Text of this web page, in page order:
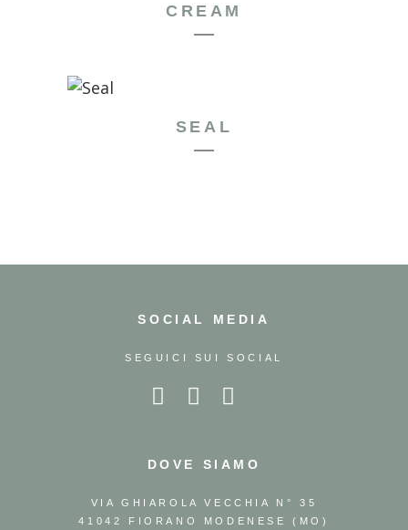
CREAM
SEAL
SOCIAL MEDIA
SEGUICI SUI SOCIAL
DOVE SIAMO
VIA GHIAROLA VECCHIA N° 35
41042 FIORANO MODENESE (MO)